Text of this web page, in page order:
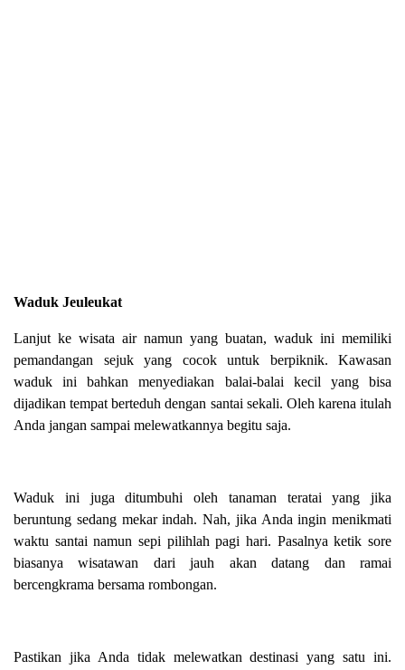
Waduk Jeuleukat
Lanjut ke wisata air namun yang buatan, waduk ini memiliki
pemandangan sejuk yang cocok untuk berpiknik. Kawasan
waduk ini bahkan menyediakan balai-balai kecil yang bisa
dijadikan tempat berteduh dengan santai sekali. Oleh karena itulah
Anda jangan sampai melewatkannya begitu saja.
Waduk ini juga ditumbuhi oleh tanaman teratai yang jika
beruntung sedang mekar indah. Nah, jika Anda ingin menikmati
waktu santai namun sepi pilihlah pagi hari. Pasalnya ketik sore
biasanya wisatawan dari jauh akan datang dan ramai
bercengkrama bersama rombongan.
Pastikan jika Anda tidak melewatkan destinasi yang satu ini.